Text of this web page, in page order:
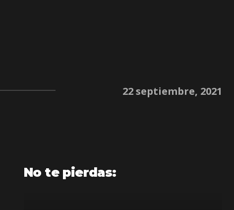
22 septiembre, 2021
No te pierdas: